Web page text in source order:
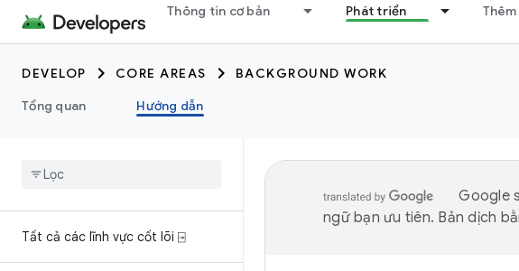
Thông tin cơ bản Phát triển Thêm
DEVELOP CORE AREAS
BACKGROUND WORK
Tổng quan
Hướng dẫn
Tất cả các lĩnh vực cốt lõi ⍈
Google
ngữ bạn ưu tiên. Bản dịch